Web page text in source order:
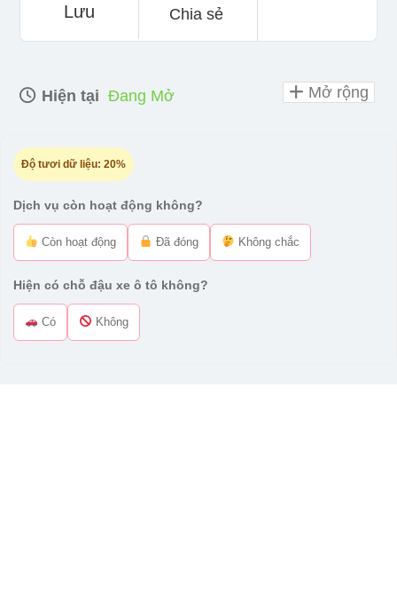
Lưu Chia sẻ
Hiện tại Đang Mở
Độ tươi dữ liệu: 20%
Dịch vụ còn hoạt động không?
Còn hoạt động Đã đóng Không chắc
Hiện có chỗ đậu xe ô tô không?
Có Không
Mở rộng